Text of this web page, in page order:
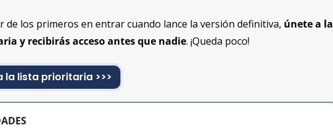
de los primeros en entrar cuando lance la versión definitiva, únete a la
y recibirás acceso antes que nadie. ¡Queda poco!
la lista prioritaria >>>